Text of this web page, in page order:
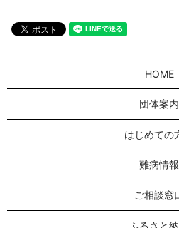
HOME
団体案内
はじめての
難病情報
ご相談窓
ふるさと